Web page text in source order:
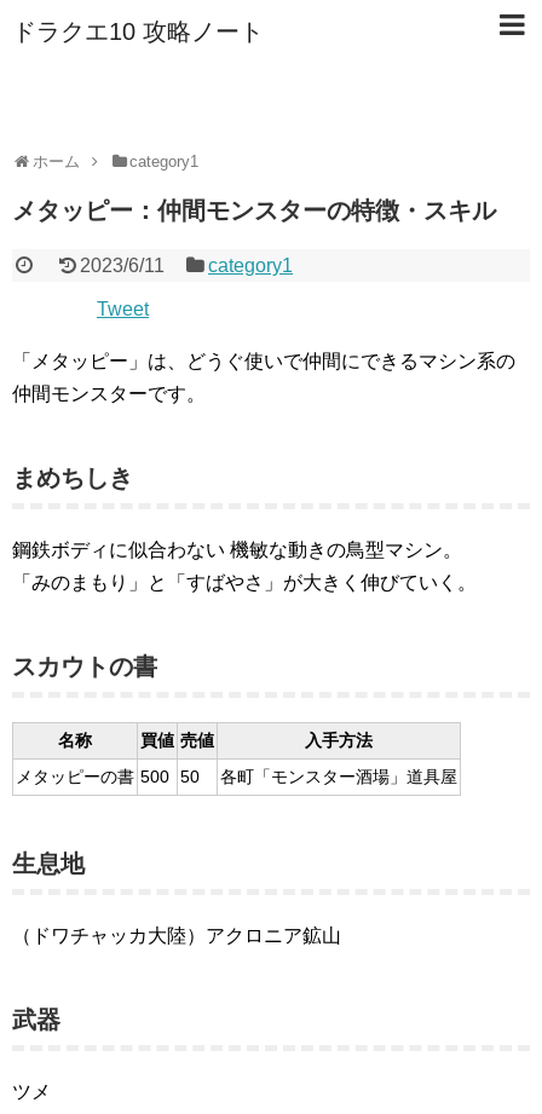
ドラクエ10 攻略ノート
ホーム category1
メタッピー：仲間モンスターの特徴・スキル
2023/6/11 category1
Tweet
「メタッピー」は、どうぐ使いで仲間にできるマシン系の
仲間モンスターです。
まめちしき
鋼鉄ボディに似合わない 機敏な動きの鳥型マシン。
「みのまもり」と「すばやさ」が大きく伸びていく。
スカウトの書
名称 買値 売値
入手方法
メタッピーの書 500 50 各町「モンスター酒場」道具屋
生息地
（ドワチャッカ大陸）アクロニア鉱山
武器
ツメ